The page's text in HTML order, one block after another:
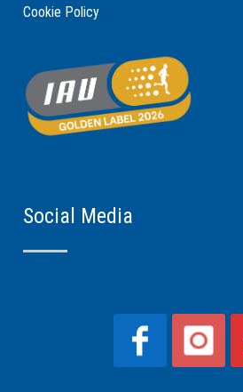
Cookie Policy
Social Media